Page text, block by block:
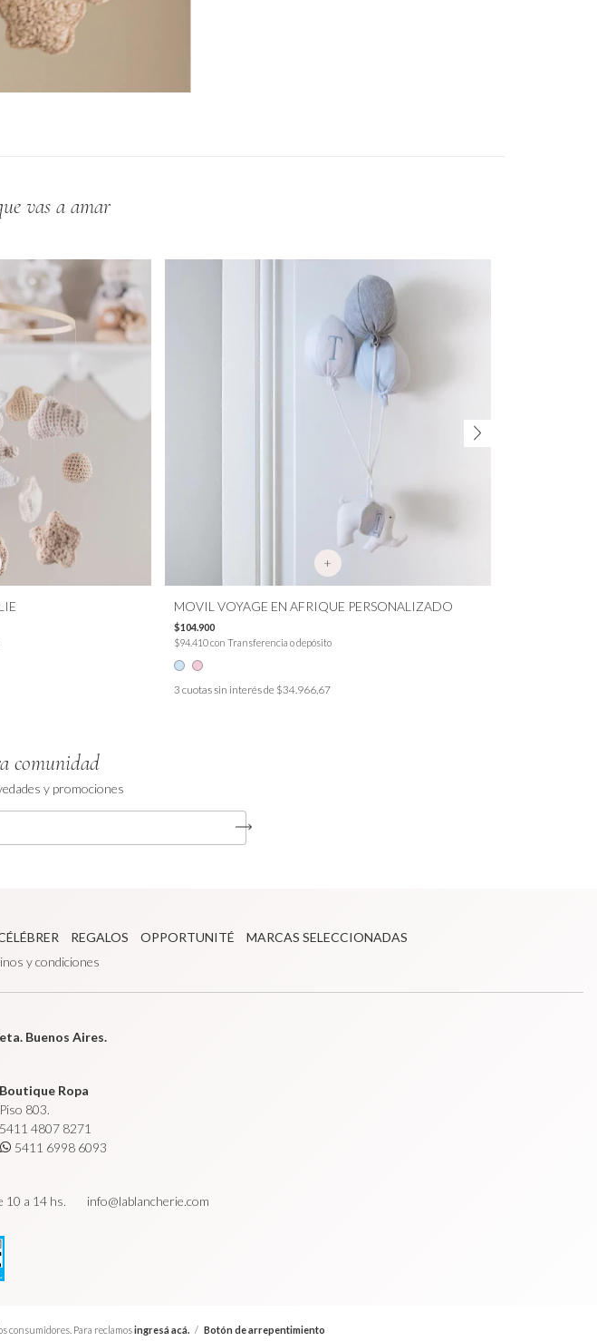
vas a amar
+
MOVIL VOYAGE EN AFRIQUE PERSONALIZADO
$104.900
$94.410con Transferencia o depósito
3 cuotas sin interés de $34.966,67
comunidad
y promociones
REGALOS OPPORTUNITÉ
MARCAS SELECCIONADAS
y condiciones
Buenos Aires.
Boutique Ropa
Piso 803.
5411 4807 8271
5411 6998 6093
10 a 14 hs. info@lablancherie.com
consumidores. Para reclamosingresá acá. / Botón de arrepentimiento